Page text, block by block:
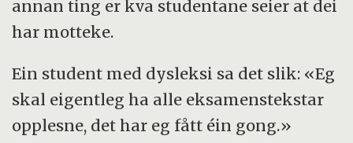
annan ting er kva studentane seier at dei
har motteke.
Ein student med dysleksi sa det slik: «Eg
skal eigentleg ha alle eksamenstekstar
opplesne, det har eg fått éin gong.»